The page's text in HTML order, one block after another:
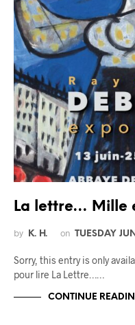
La lettre… Mille
by K. H. on TUESDAY
Sorry, this entry is only
pour lire La Lettre……
CONTINUE